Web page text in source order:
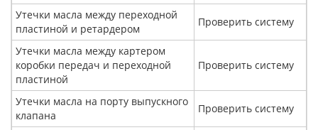
Утечки масла между переходной
пластиной и ретардером
Проверить систему
Утечки масла между картером
коробки передач и переходной
пластиной
Проверить систему
Утечки масла на порту выпускного
клапана
Проверить систему